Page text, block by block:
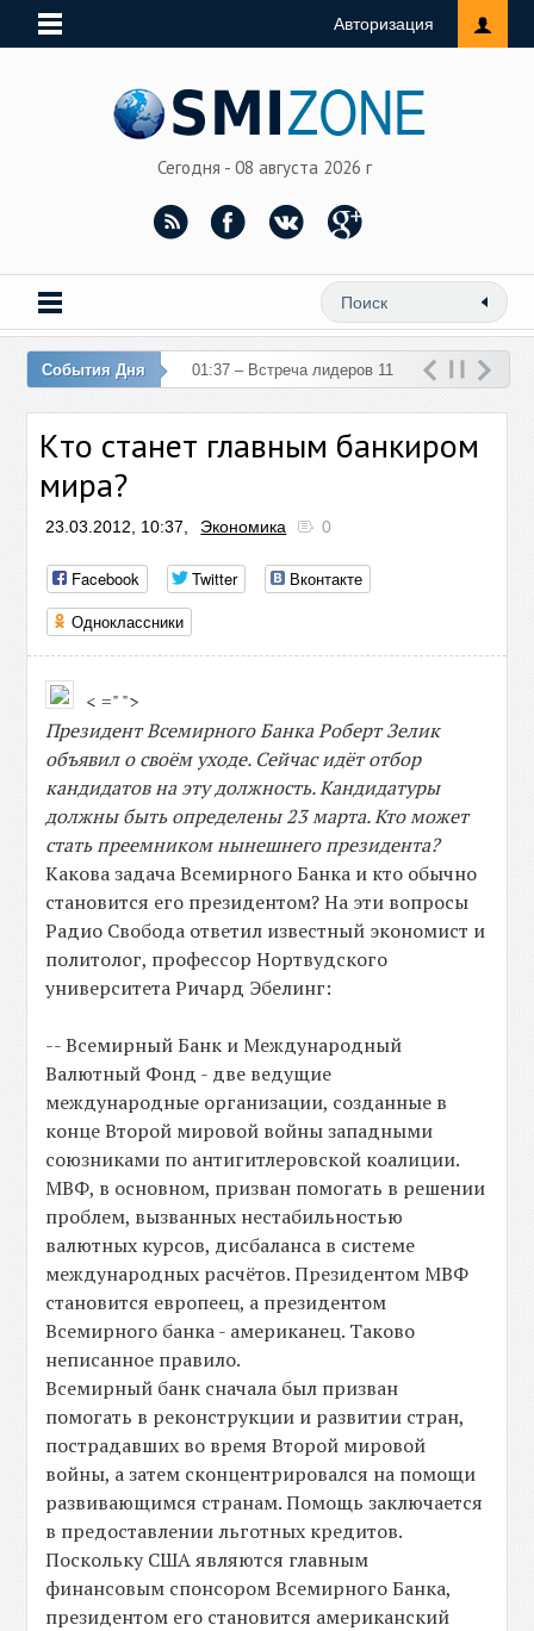
Авторизация
Сегодня - 08 августа 2026 г
События Дня 01:37 – Встреча лидеров 11
из-за теракта в Анкаре
Кто станет главным банкиром
мира?
23.03.2012, 10:37, Экономика 0
Facebook Twitter
Вконтакте
Одноклассники
< =" ">
Президент Всемирного Банка Роберт Зелик
объявил о своём уходе. Сейчас идёт отбор
кандидатов на эту должность. Кандидатуры
должны быть определены 23 марта. Кто может
стать преемником нынешнего президента?
Какова задача Всемирного Банка и кто обычно
становится его президентом? На эти вопросы
Радио Свобода ответил известный экономист и
политолог, профессор Нортвудского
университета Ричард Эбелинг:
-- Всемирный Банк и Международный
Валютный Фонд - две ведущие
международные организации, созданные в
конце Второй мировой войны западными
союзниками по антигитлеровской коалиции.
МВФ, в основном, призван помогать в решении
проблем, вызванных нестабильностью
валютных курсов, дисбаланса в системе
международных расчётов. Президентом МВФ
становится европеец, а президентом
Всемирного банка - американец. Таково
неписанное правило.
Всемирный банк сначала был призван
помогать в реконструкции и развитии стран,
пострадавших во время Второй мировой
войны, а затем сконцентрировался на помощи
развивающимся странам. Помощь заключается
в предоставлении льготных кредитов.
Поскольку США являются главным
финансовым спонсором Всемирного Банка,
президентом его становится американский